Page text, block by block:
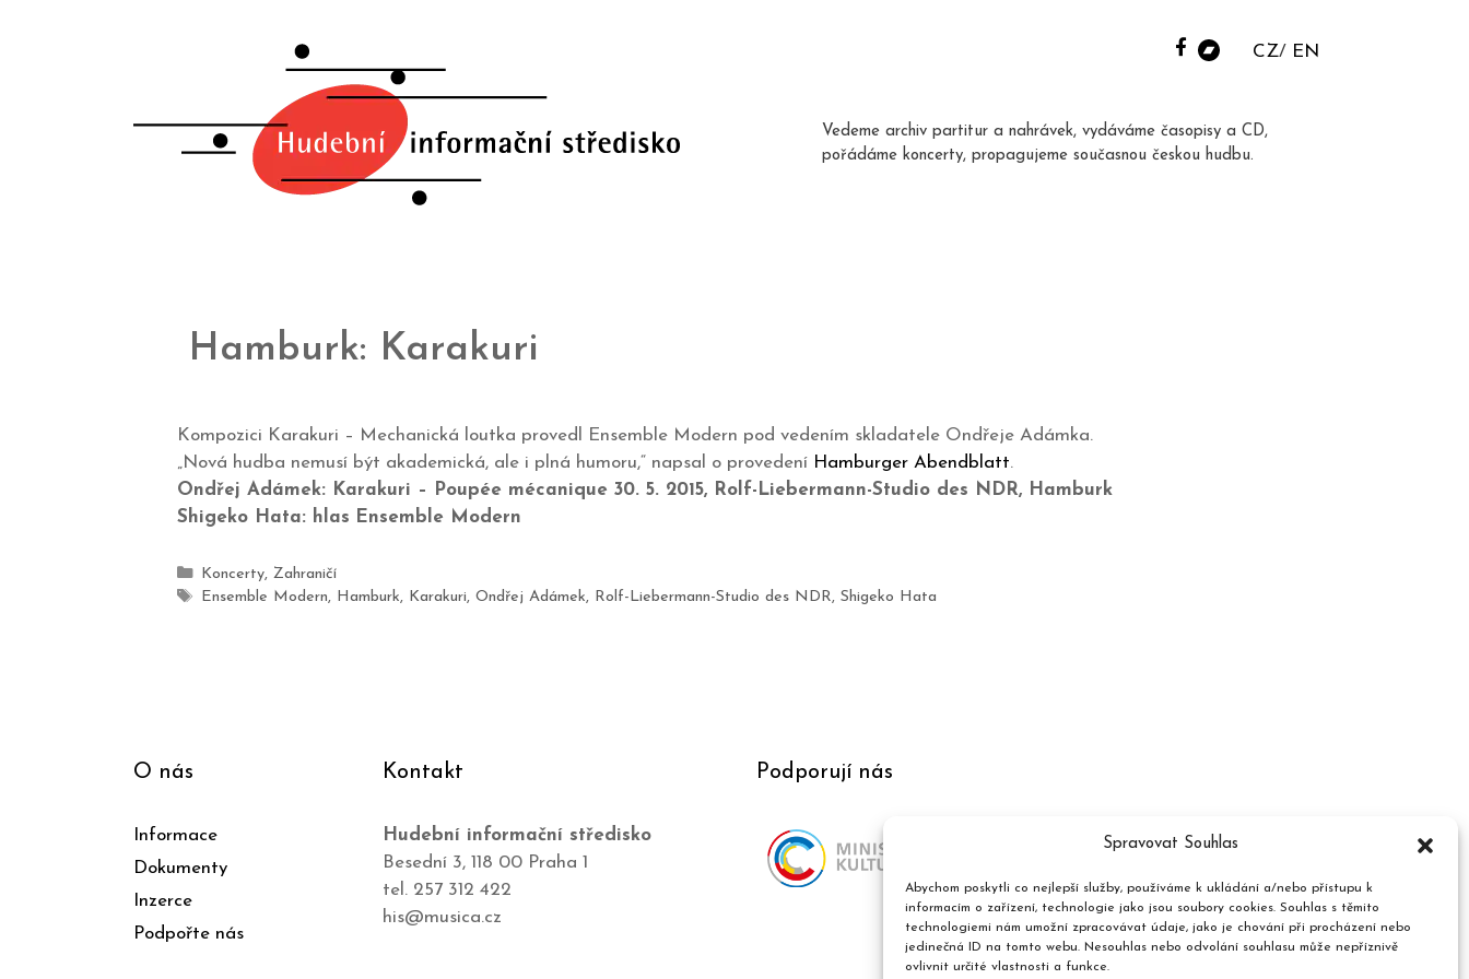
Spravovat Souhlas
Abychom poskytli co nejlepší služby, používáme k ukládání a/nebo přístupu k
informacím o zařízení, technologie jako jsou soubory cookies. Souhlas s těmito
technologiemi nám umožní zpracovávat údaje, jako je chování při procházení nebo
jedinečná ID na tomto webu. Nesouhlas nebo odvolání souhlasu může nepříznivě
ovlivnit určité vlastnosti a funkce.
CZ EN
Vedeme archiv partitur a nahrávek, vydáváme časopisy a CD,
pořádáme koncerty, propagujeme současnou českou hudbu.
Hamburk: Karakuri
Kompozici Karakuri – Mechanická loutka provedl Ensemble Modern pod vedením skladatele Ondřeje Adámka.
„Nová hudba nemusí být akademická, ale i plná humoru,“ napsal o provedení Hamburger Abendblatt.
Ondřej Adámek: Karakuri – Poupée mécanique 30. 5. 2015, Rolf-Liebermann-Studio des NDR, Hamburk
Shigeko Hata: hlas Ensemble Modern
Koncerty, Zahraničí
Ensemble Modern, Hamburk, Karakuri, Ondřej Adámek, Rolf-Liebermann-Studio des NDR, Shigeko Hata
O nás
Informace
Dokumenty
Inzerce
Podpořte nás
Kontakt
Hudební informační středisko
Besední 3, 118 00 Praha 1
tel. 257 312 422
his@musica.cz
Podporují nás